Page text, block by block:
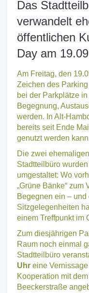
Das
verwandelt
öffentlichen
Day am
Am Freitag, den
Zeichen des
bei der Parkplätze
Begegnung,
werden. In Alt-
bereits seit Ende
genutzt werden
Die zwei
Stadtteilbüro
umgestaltet: Wo
„Grüne Bänke“ zum
Begegnen ein –
Sitzgelegenheiten
einem Treffpunkt im
Zum diesjährigen
Raum noch einmal
Stadtteilbüro
Uhr eine
Kooperation mit
Beeckerstraße